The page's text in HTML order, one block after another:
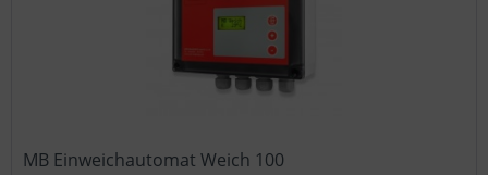
MB Einweichautomat Weich 100